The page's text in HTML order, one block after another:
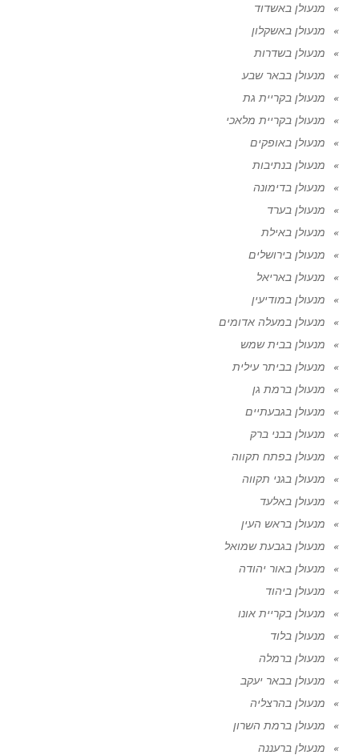
מנעולן באשדוד
מנעולן באשקלון
מנעולן בשדרות
מנעולן בבאר שבע
מנעולן בקריית גת
מנעולן בקריית מלאכי
מנעולן באופקים
מנעולן בנתיבות
מנעולן בדימונה
מנעולן בערד
מנעולן באילת
מנעולן בירושלים
מנעולן באריאל
מנעולן במודיעין
מנעולן במעלה אדומים
מנעולן בבית שמש
מנעולן בביתר עילית
מנעולן ברמת גן
מנעולן בגבעתיים
מנעולן בבני ברק
מנעולן בפתח תקווה
מנעולן בגני תקווה
מנעולן באלעד
מנעולן בראש העין
מנעולן בגבעת שמואל
מנעולן באור יהודה
מנעולן ביהוד
מנעולן בקריית אונו
מנעולן בלוד
מנעולן ברמלה
מנעולן בבאר יעקב
מנעולן בהרצליה
מנעולן ברמת השרון
מנעולן ברעננה